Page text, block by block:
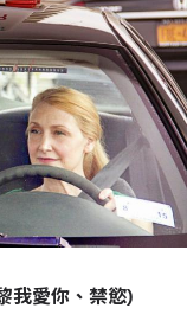
我愛你、禁慾)